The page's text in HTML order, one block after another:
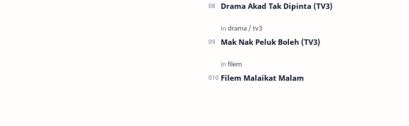
Drama Akad Tak Dipinta (TV3)
Mak Nak Peluk Boleh (TV3)
Filem Malaikat Malam